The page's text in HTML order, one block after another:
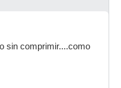
sin comprimir....como